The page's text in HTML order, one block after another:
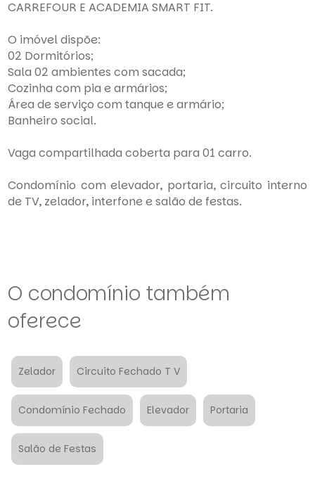
CARREFOUR E ACADEMIA SMART FIT.
O imóvel dispõe:
02 Dormitórios;
Sala 02 ambientes com sacada;
Cozinha com pia e armários;
Área de serviço com tanque e armário;
Banheiro social.
Vaga compartilhada coberta para 01 carro.
Condomínio com elevador, portaria, circuito interno
de TV, zelador, interfone e salão de festas.
O condomínio também
oferece
Zelador Circuito Fechado T V
Condomínio Fechado Elevador Portaria
Salão de Festas